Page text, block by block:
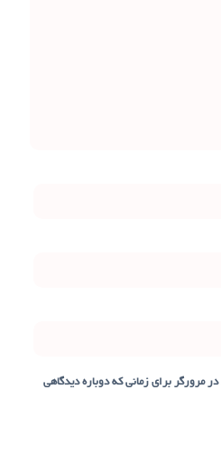
مرورگر برای زمانی که دوباره دیدگاهی